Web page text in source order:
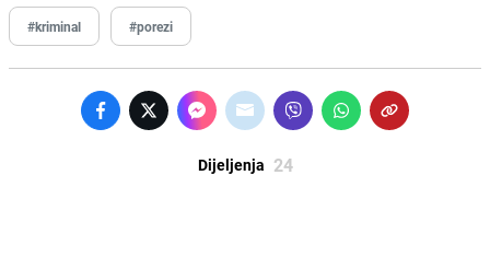
#kriminal #porezi
Dijeljenja 24